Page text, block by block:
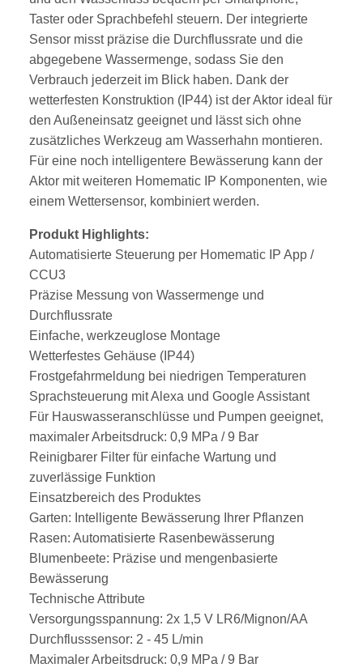
Taster oder Sprachbefehl steuern. Der integrierte
Sensor misst präzise die Durchflussrate und die
abgegebene Wassermenge, sodass Sie den
Verbrauch jederzeit im Blick haben. Dank der
wetterfesten Konstruktion (IP44) ist der Aktor ideal für
den Außeneinsatz geeignet und lässt sich ohne
zusätzliches Werkzeug am Wasserhahn montieren.
Für eine noch intelligentere Bewässerung kann der
Aktor mit weiteren Homematic IP Komponenten, wie
einem Wettersensor, kombiniert werden.
Produkt Highlights:
Automatisierte Steuerung per Homematic IP App /
CCU3
Präzise Messung von Wassermenge und
Durchflussrate
Einfache, werkzeuglose Montage
Wetterfestes Gehäuse (IP44)
Frostgefahrmeldung bei niedrigen Temperaturen
Sprachsteuerung mit Alexa und Google Assistant
Für Hauswasseranschlüsse und Pumpen geeignet,
maximaler Arbeitsdruck: 0,9 MPa / 9 Bar
Reinigbarer Filter für einfache Wartung und
zuverlässige Funktion
Einsatzbereich des Produktes
Garten: Intelligente Bewässerung Ihrer Pflanzen
Rasen: Automatisierte Rasenbewässerung
Blumenbeete: Präzise und mengenbasierte
Bewässerung
Technische Attribute
Versorgungsspannung: 2x 1,5 V LR6/Mignon/AA
Durchflusssensor: 2 - 45 L/min
Maximaler Arbeitsdruck: 0,9 MPa / 9 Bar